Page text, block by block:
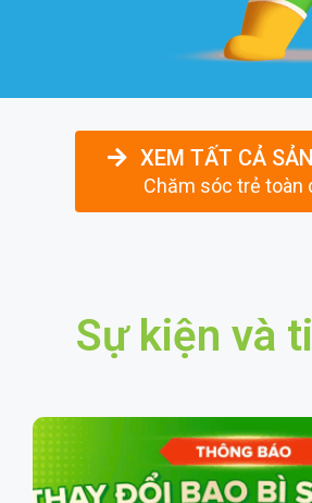
XEM TẤT CẢ
Chăm sóc trẻ toàn
Sự kiện và